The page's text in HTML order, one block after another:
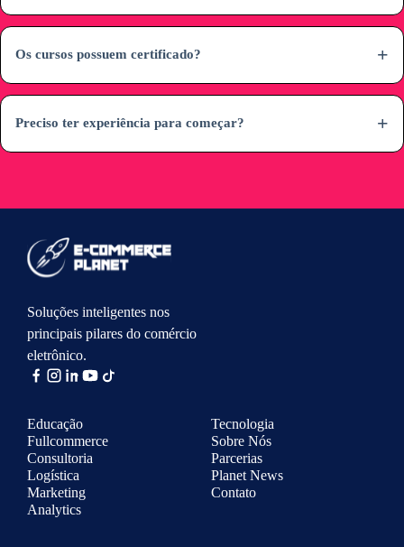
Os cursos possuem certificado?
Preciso ter experiência para começar?
Soluções inteligentes nos
principais pilares do comércio
eletrônico.
Educação
Fullcommerce
Consultoria
Logística
Marketing
Analytics
Tecnologia
Sobre Nós
Parcerias
Planet News
Contato